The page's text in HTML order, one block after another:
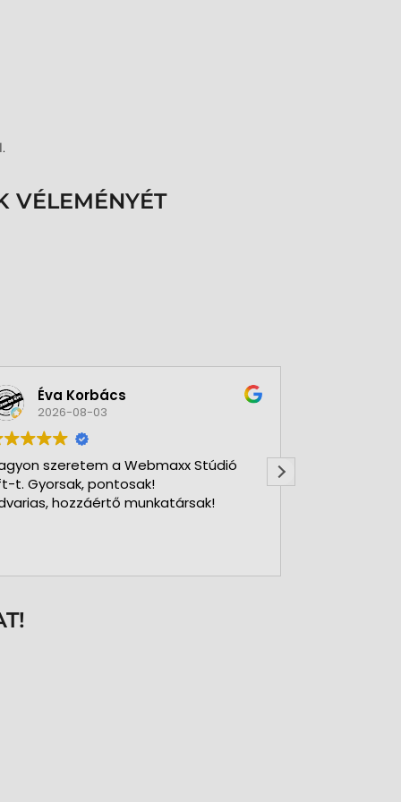
VÉLEMÉNYÉT
Éva Korbács
2026-08-03
szeretem a Webmaxx Stúdió
t. Gyorsak, pontosak!
hozzáértő munkatársak!